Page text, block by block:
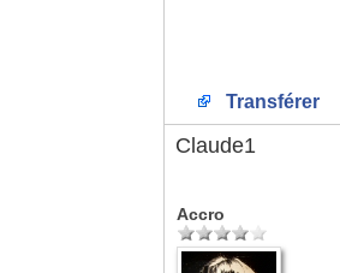
Transférer
Claude1
Accro